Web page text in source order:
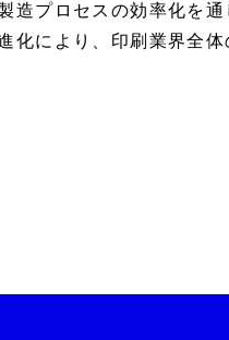
造プロセスの効率化を
化により、印刷業界全